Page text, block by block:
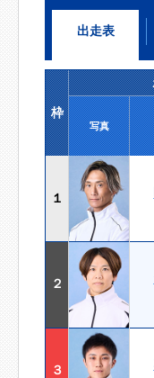
出走表
枠
写真
１
２
３